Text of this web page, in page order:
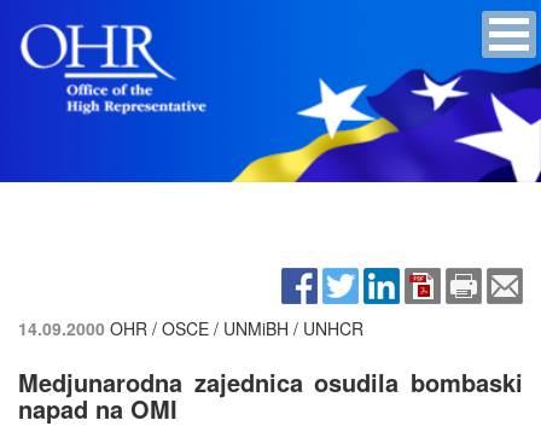
14.09.2000 OHR / OSCE / UNMiBH / UNHCR
Medjunarodna zajednica osudila bombaski
napad na OMI